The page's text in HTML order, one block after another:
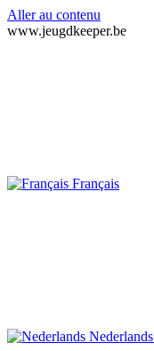
Aller au contenu
www.jeugdkeeper.be
Français
Nederlands